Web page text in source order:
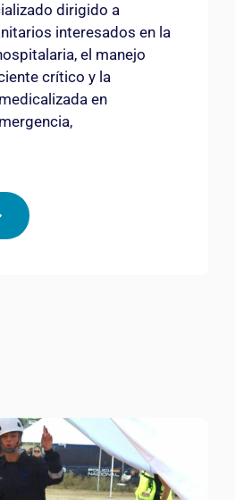
dirigido a
interesados en la
el manejo
crítico y la
en